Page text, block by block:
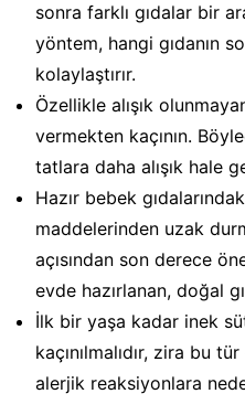
sonra farklı gıdalar bir
yöntem, hangi gıdanın
kolaylaştırır.
Özellikle alışık
vermekten kaçının.
tatlara daha alışık hale
Hazır bebek
maddelerinden uzak
açısından son derece
evde hazırlanan, doğal
İlk bir yaşa kadar inek
kaçınılmalıdır, zira bu
alerjik reaksiyonlara